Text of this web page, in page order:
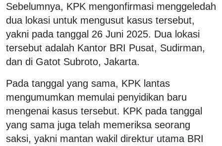
Sebelumnya, KPK mengonfirmasi menggeledah
dua lokasi untuk mengusut kasus tersebut,
yakni pada tanggal 26 Juni 2025. Dua lokasi
tersebut adalah Kantor BRI Pusat, Sudirman,
dan di Gatot Subroto, Jakarta.
Pada tanggal yang sama, KPK lantas
mengumumkan memulai penyidikan baru
mengenai kasus tersebut. KPK pada tanggal
yang sama juga telah memeriksa seorang
saksi, yakni mantan wakil direktur utama BRI